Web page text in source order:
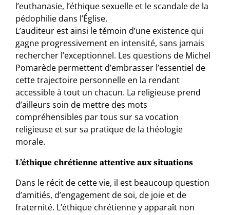
l’euthanasie, l’éthique sexuelle et le scandale de la
pédophilie dans l’Église.
L’auditeur est ainsi le témoin d’une existence qui
gagne progressivement en intensité, sans jamais
rechercher l’exceptionnel. Les questions de Michel
Pomarède permettent d’embrasser l’essentiel de
cette trajectoire personnelle en la rendant
accessible à tout un chacun. La religieuse prend
d’ailleurs soin de mettre des mots
compréhensibles par tous sur sa vocation
religieuse et sur sa pratique de la théologie
morale.
L’éthique chrétienne attentive aux situations
Dans le récit de cette vie, il est beaucoup question
d’amitiés, d’engagement de soi, de joie et de
fraternité. L’éthique chrétienne y apparaît non